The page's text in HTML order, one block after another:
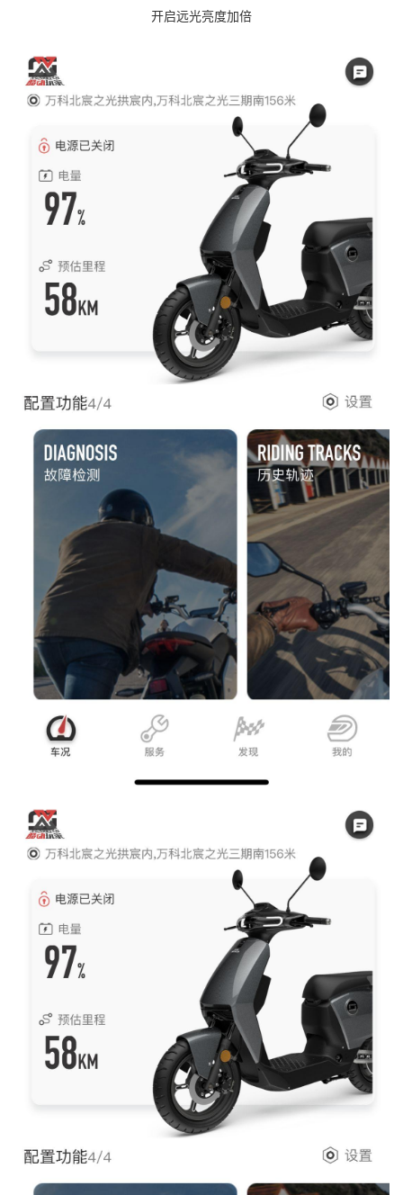
开启远光亮度加倍